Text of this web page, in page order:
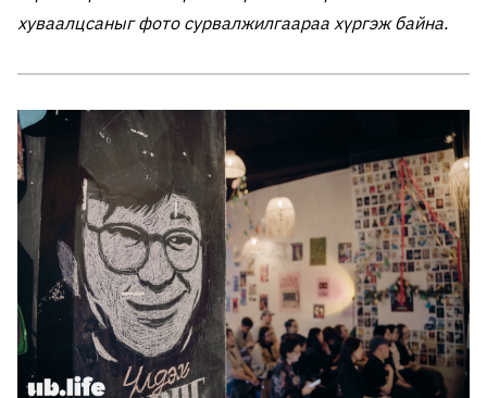
хуваалцсаныг фото сурвалжилгаараа хүргэж байна.